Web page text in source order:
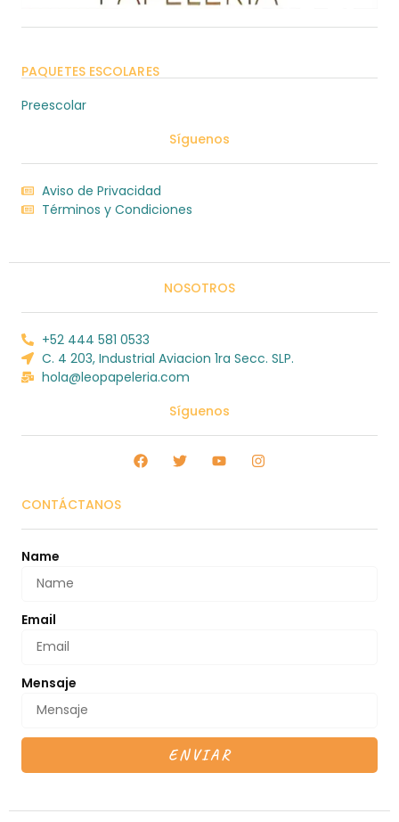
PAQUETES ESCOLARES
Preescolar
Síguenos
Aviso de Privacidad
Términos y Condiciones
NOSOTROS
+52 444 581 0533
C. 4 203, Industrial Aviacion 1ra Secc. SLP.
hola@leopapeleria.com
Síguenos
CONTÁCTANOS
Name
Email
Mensaje
ENVIAR